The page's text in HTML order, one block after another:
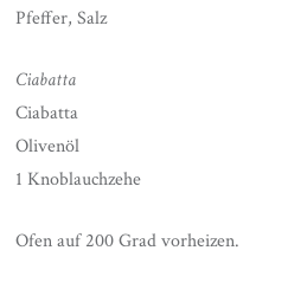
Pfeffer, Salz
Ciabatta
Ciabatta
Olivenöl
1 Knoblauchzehe
Ofen auf 200 Grad vorheizen.